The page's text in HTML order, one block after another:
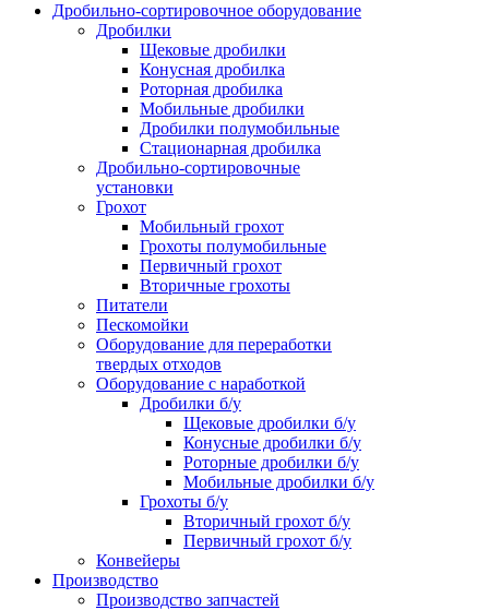
Дробильно-сортировочное оборудование
Дробилки
Щековые дробилки
Конусная дробилка
Роторная дробилка
Мобильные дробилки
Дробилки полумобильные
Стационарная дробилка
Дробильно-сортировочные
установки
Грохот
Мобильный грохот
Грохоты полумобильные
Первичный грохот
Вторичные грохоты
Питатели
Пескомойки
Оборудование для переработки
твердых отходов
Оборудование с наработкой
Дробилки б/у
Щековые дробилки б/у
Конусные дробилки б/у
Роторные дробилки б/у
Мобильные дробилки б/у
Грохоты б/у
Вторичный грохот б/у
Первичный грохот б/у
Конвейеры
Производство
Производство запчастей